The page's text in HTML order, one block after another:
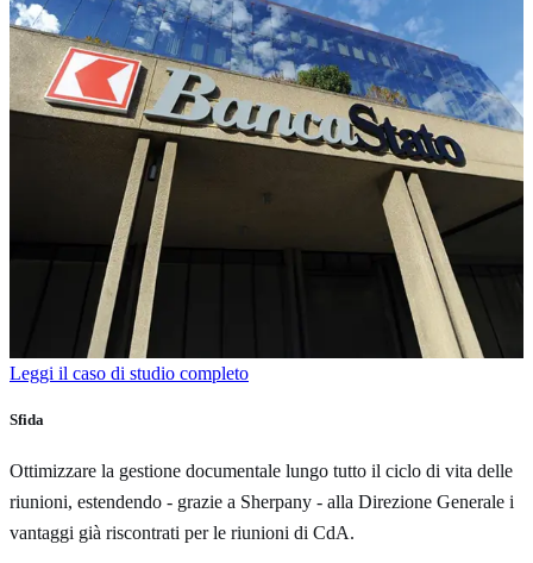
Leggi il caso di studio completo
Sfida
Ottimizzare la gestione documentale lungo tutto il ciclo di vita delle
riunioni, estendendo - grazie a Sherpany - alla Direzione Generale i
vantaggi già riscontrati per le riunioni di CdA.